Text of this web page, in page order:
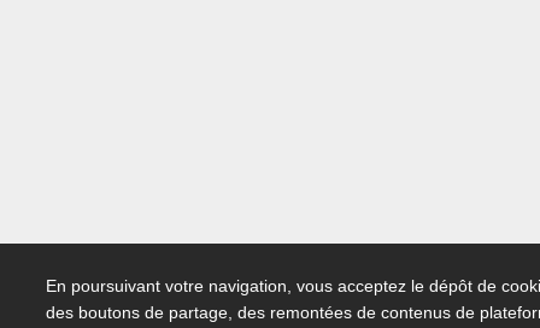
En poursuivant votre navigation, vous acceptez le dépôt de
des boutons de partage, des remontées de contenus de